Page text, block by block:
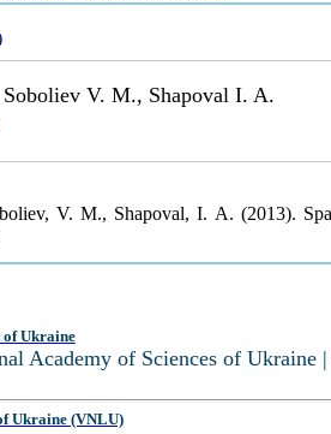
V. M., Shapoval I. A.
V. M., Shapoval, I. A. (2013).
of Ukraine
Academy of Sciences of Ukraine
Ukraine (VNLU)